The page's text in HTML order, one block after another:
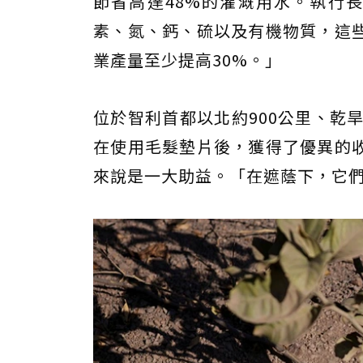
素、氮、鈣、硫以及有機物質，這
業產量至少提高30%。」
位於智利首都以北約900公里、乾
在使用毛髮墊片後，獲得了優異的
來說是一大助益。「在遮蔭下，它